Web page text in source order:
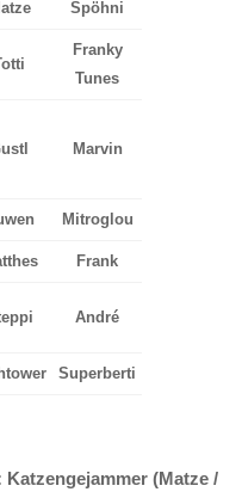
Spöhni
Franky
Tunes
Marvin
Mitroglou
Frank
André
Superberti
(Matze /